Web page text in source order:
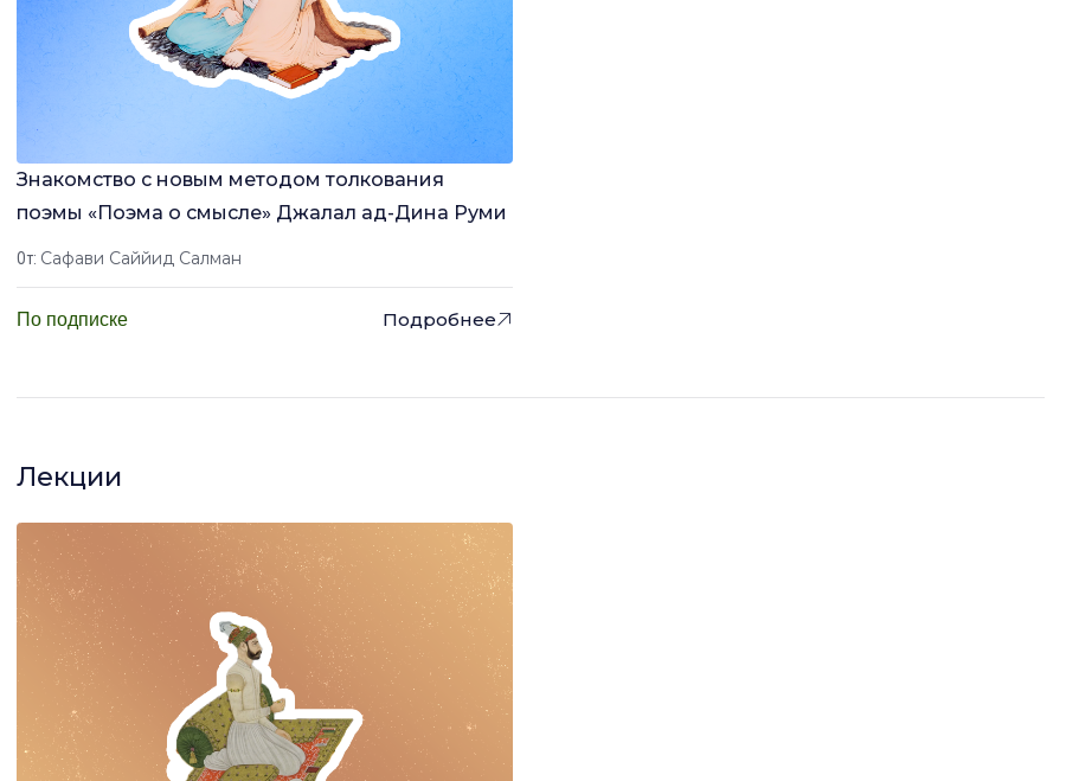
Знакомство с новым методом толкования
поэмы «Поэма о смысле» Джалал ад-Дина Руми
От: Сафави Саййид Салман
По подписке Подробнее
Лекции